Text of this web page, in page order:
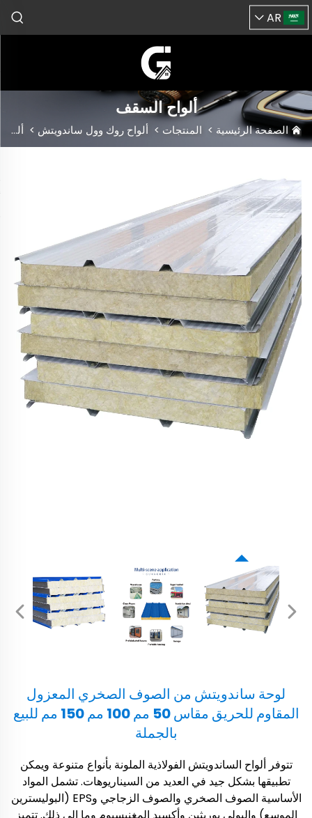
AR
ألواح السقف
الصفحة الرئيسية > المنتجات > ألواح روك وول ساندويتش > ألواح السقف
لوحة ساندويتش من الصوف الصخري المعزول
المقاوم للحريق مقاس 50 مم 100 مم 150 مم للبيع
بالجملة
تتوفر ألواح الساندويتش الفولاذية الملونة بأنواع متنوعة ويمكن
تطبيقها بشكل جيد في العديد من السيناريوهات. تشمل المواد
الأساسية الصوف الصخري والصوف الزجاجي وEPS (البوليسترين